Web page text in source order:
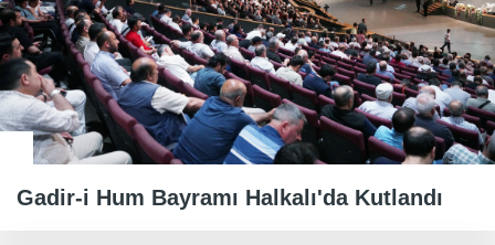
Gadir-i Hum Bayramı Halkalı'da Kutlandı